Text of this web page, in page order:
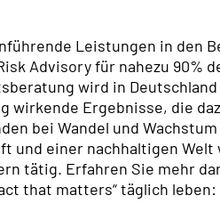
Leistungen in den
Advisory für nahezu 90%
wird in
wirkende Ergebnisse, die
bei Wandel und
und einer nachhaltigen
tätig. Erfahren Sie mehr
that matters“ täglich leben: